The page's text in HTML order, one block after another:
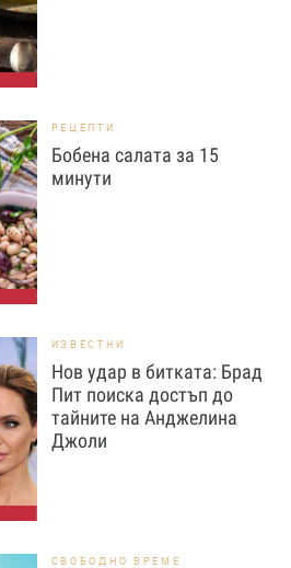
РЕЦЕПТИ
Бобена салата за 15
минути
ИЗВЕСТНИ
Нов удар в битката: Брад
Пит поиска достъп до
тайните на Анджелина
Джоли
СВОБОДНО ВРЕМЕ